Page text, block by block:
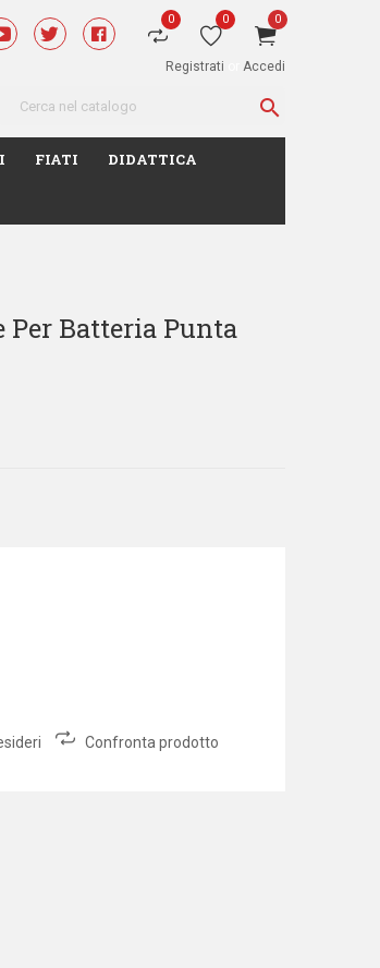
0
0
0
Registrati Accedi

FIATI DIDATTICA
Per Batteria Punta
Confronta prodotto